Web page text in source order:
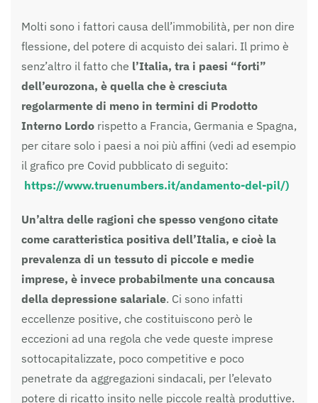
Molti sono i fattori causa dell’immobilità, per non dire
flessione, del potere di acquisto dei salari. Il primo è
senz’altro il fatto che l’Italia, tra i paesi “forti”
dell’eurozona, è quella che è cresciuta
regolarmente di meno in termini di Prodotto
Interno Lordo rispetto a Francia, Germania e Spagna,
per citare solo i paesi a noi più affini (vedi ad esempio
il grafico pre Covid pubblicato di seguito:
https://www.truenumbers.it/andamento-del-pil/)
Un’altra delle ragioni che spesso vengono citate
come caratteristica positiva dell’Italia, e cioè la
prevalenza di un tessuto di piccole e medie
imprese, è invece probabilmente una concausa
della depressione salariale. Ci sono infatti
eccellenze positive, che costituiscono però le
eccezioni ad una regola che vede queste imprese
sottocapitalizzate, poco competitive e poco
penetrate da aggregazioni sindacali, per l’elevato
potere di ricatto insito nelle piccole realtà produttive.